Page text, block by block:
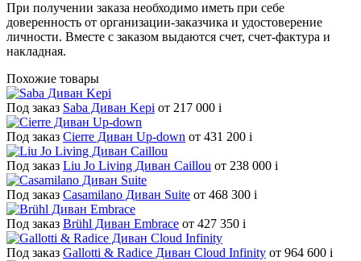
При получении заказа необходимо иметь при себе
доверенность от организации-заказчика и удостоверение
личности. Вместе с заказом выдаются счет, счет-фактура и
накладная.
Похожие товары
Под заказ Saba Диван Kepi от 217 000 i
Под заказ Cierre Диван Up-down от 431 200 i
Под заказ Liu Jo Living Диван Caillou от 238 000 i
Под заказ Casamilano Диван Suite от 468 300 i
Под заказ Brühl Диван Embrace от 427 350 i
Под заказ Gallotti & Radice Диван Cloud Infinity от 964 600 i